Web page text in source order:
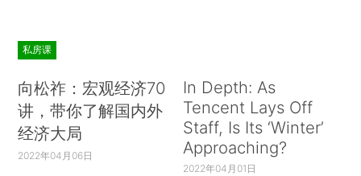
私房课
向松祚：宏观经济70
讲，带你了解国内外
经济大局
2022年04月06日
In Depth: As
Tencent Lays Off
Staff, Is Its ‘Winter’
Approaching?
2022年04月01日